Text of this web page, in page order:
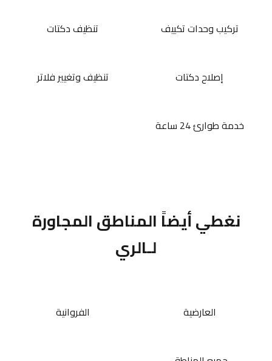
تركيب وحدات تكييف تنظيف دكتات
إصلاح دكتات تنظيف وتغيير فلاتر
خدمة طوارئ 24 ساعة
نغطي أيضاً المناطق المجاورة
لـالري
العارضية الفروانية